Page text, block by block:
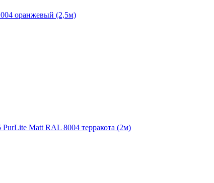
оранжевый (2,5м)
Matt RAL 8004 терракота (2м)